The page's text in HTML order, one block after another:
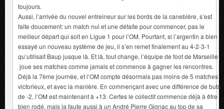
toujours.
Aussi, l’arrivée du nouvel entreineur sur les bords de la canebière, s’est
faite doucement: un match nul et une défaite pour commencer, pas le
meilleur départ qui soit en Ligue 1 pour l’OM. Pourtant, si l’argentin a bien
essayé un nouveau système de jeu, il s’en remet finalement au 4-2-3-1
qu’utilisait Baup jusque là. Et là, tout change, l’équipe de foot de Marseille
joue ses matches comme jamais et commence à gagner les rencontres.
Déjà la 7ème journée, et l’OM compte désormais pas moins de 5 matches
victorieux, et avec la manière. En commençant avec une différence de buts
de -2, l’OM est maintenant à +13. Certes le collectif commence déjà à être
bien rodé, mais la faute aussi à un André Pierre Gignac au top de sa